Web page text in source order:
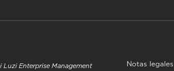
Luzi Enterprise Management
Notas legales